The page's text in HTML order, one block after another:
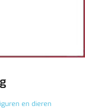
en dieren